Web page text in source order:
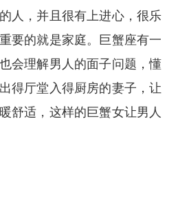
人，并且很有上进心，很乐
要的就是家庭。
巨蟹座有一
会理解男人的面子问题，懂
得厅堂入得厨房的妻子，让
舒适，这样的巨蟹女让男人